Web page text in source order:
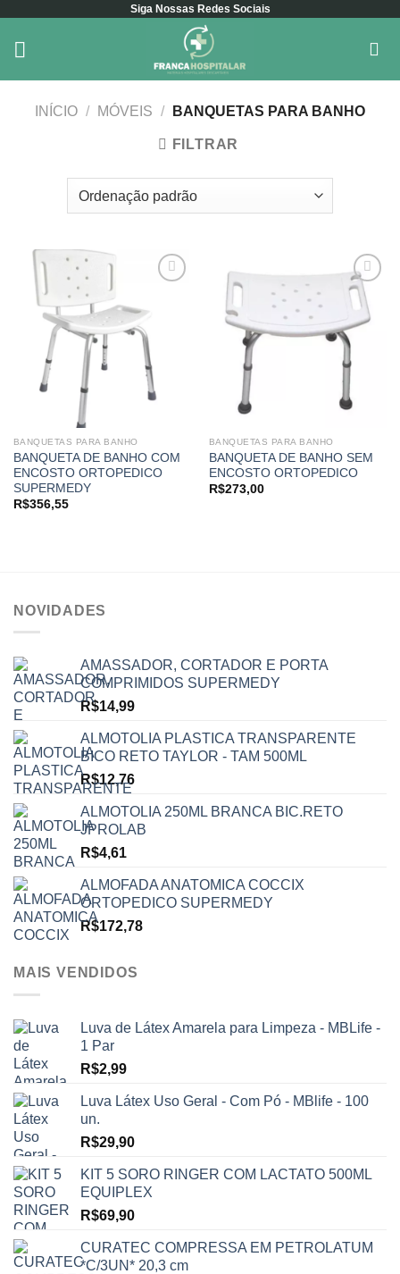
content
Siga Nossas Redes Sociais
INÍCIO / MÓVEIS / BANQUETAS PARA BANHO
FILTRAR
wishlist
BANQUETAS PARA BANHO
BANQUETA DE BANHO COM
ENCOSTO ORTOPEDICO
SUPERMEDY
R$356,55
Add to
wishlist
BANQUETAS PARA BANHO
BANQUETA DE BANHO SEM
ENCOSTO ORTOPEDICO
R$273,00
NOVIDADES
AMASSADOR, CORTADOR E PORTA
COMPRIMIDOS SUPERMEDY
R$14,99
ALMOTOLIA PLASTICA TRANSPARENTE
BICO RETO TAYLOR - TAM 500ML
R$12,76
ALMOTOLIA 250ML BRANCA BIC.RETO
JPROLAB
R$4,61
ALMOFADA ANATOMICA COCCIX
ORTOPEDICO SUPERMEDY
R$172,78
MAIS VENDIDOS
Luva de Látex Amarela para Limpeza - MBLife -
1 Par
R$2,99
Luva Látex Uso Geral - Com Pó - MBlife - 100
un.
R$29,90
KIT 5 SORO RINGER COM LACTATO 500ML
EQUIPLEX
R$69,90
CURATEC COMPRESSA EM PETROLATUM
*C/3UN* 20,3 cm